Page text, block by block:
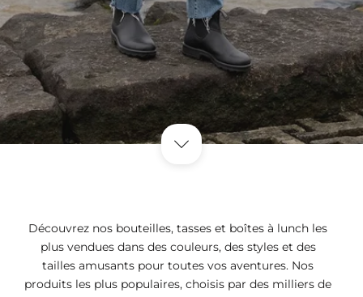
Découvrez nos bouteilles, tasses et boîtes à lunch les
plus vendues dans des couleurs, des styles et des
tailles amusants pour toutes vos aventures. Nos
produits les plus populaires, choisis par des milliers de